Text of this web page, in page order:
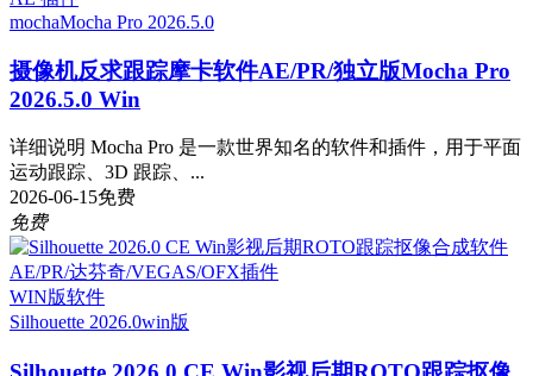
mochaMocha Pro 2026.5.0
摄像机反求跟踪摩卡软件AE/PR/独立版Mocha Pro
2026.5.0 Win
详细说明 Mocha Pro 是一款世界知名的软件和插件，用于平面
运动跟踪、3D 跟踪、...
2026-06-15免费
免费
WIN版软件
Silhouette 2026.0win版